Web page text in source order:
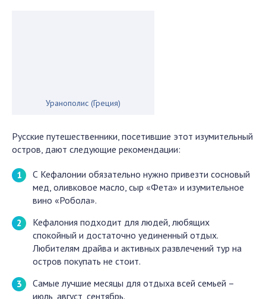
Уранополис (Греция)
Русские путешественники, посетившие этот изумительный
остров, дают следующие рекомендации:
С Кефалонии обязательно нужно привезти сосновый
мед, оливковое масло, сыр «Фета» и изумительное
вино «Робола».
Кефалония подходит для людей, любящих
спокойный и достаточно уединенный отдых.
Любителям драйва и активных развлечений тур на
остров покупать не стоит.
Самые лучшие месяцы для отдыха всей семьей –
июль, август, сентябрь.